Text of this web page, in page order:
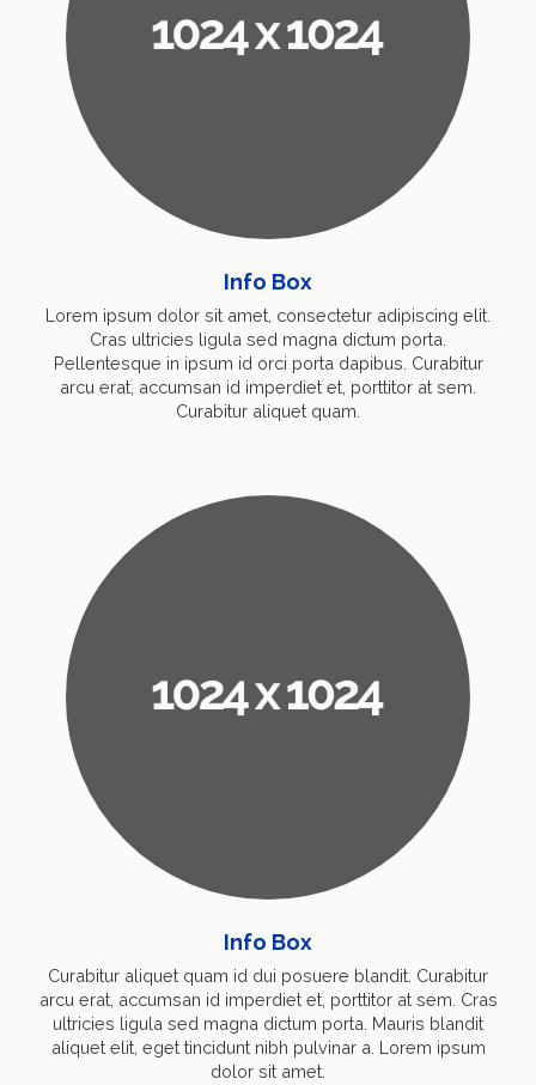
Info Box
Lorem ipsum dolor sit amet, consectetur adipiscing elit.
Cras ultricies ligula sed magna dictum porta.
Pellentesque in ipsum id orci porta dapibus. Curabitur
arcu erat, accumsan id imperdiet et, porttitor at sem.
Curabitur aliquet quam.
Info Box
Curabitur aliquet quam id dui posuere blandit. Curabitur
arcu erat, accumsan id imperdiet et, porttitor at sem. Cras
ultricies ligula sed magna dictum porta. Mauris blandit
aliquet elit, eget tincidunt nibh pulvinar a. Lorem ipsum
dolor sit amet.